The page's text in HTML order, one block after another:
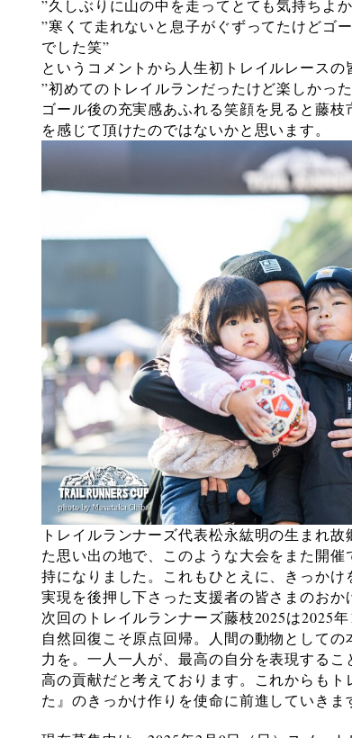
”久しぶりに山の中を走ってとても気持ちよ
”寒くて走れないと息子がぐずってたけどゴ
でした笑”
というコメントから人生初トレイルレースの
”初めてのトレイルランだったけど楽しかっ
ゴール後の充実感あふれる笑顔を見ると藤
を感じて頂けたのではないかと思います。
トレイルランナーズ代表松永紘明の生まれ
た思い出の地で、このような大会をまた開
持になりました。これもひとえに、きっか
実現を後押し下さった支援者の皆さまのおか
次回のトレイルランナーズ藤枝2025は2025
自然回復こそ原点回帰。人間の動物として
力を。一人一人が、最高の自分を表現する
高の貢献だと考えております。これからも
た』のきっかけ作りを使命に前進していきま